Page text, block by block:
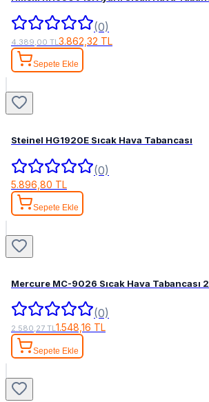
(0)
4.389,00 TL3.862,32 TL
Sepete Ekle
Steinel HG1920E Sıcak Hava Tabancası
(0)
5.896,80 TL
Sepete Ekle
Mercure MC-9026 Sıcak Hava Tabancası
(0)
2.580,27 TL1.548,16 TL
Sepete Ekle